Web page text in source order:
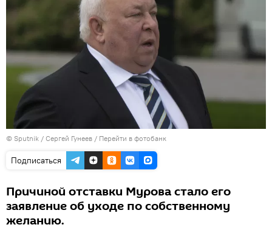
© Sputnik / Сергей Гунеев / Перейти в фотобанк
Подписаться
Причиной отставки Мурова стало его
заявление об уходе по собственному
желанию.